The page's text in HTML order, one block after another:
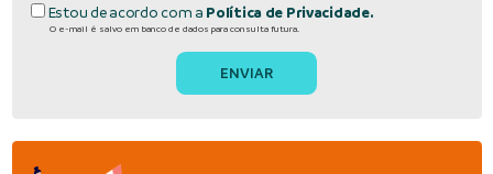
Estou de acordo com a Política de Privacidade.
O e-mail é salvo em banco de dados para consulta futura.